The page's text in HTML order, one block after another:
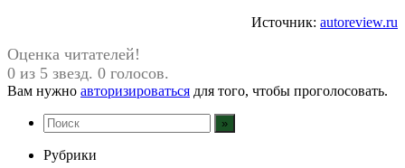
Источник: autoreview.ru
Оценка читателей!
0 из 5 звезд. 0 голосов.
Вам нужно авторизироваться для того, чтобы проголосовать.
Рубрики